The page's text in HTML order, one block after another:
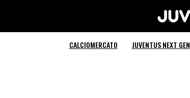
CALCIOMERCATO JUVENTUS NEXT GEN